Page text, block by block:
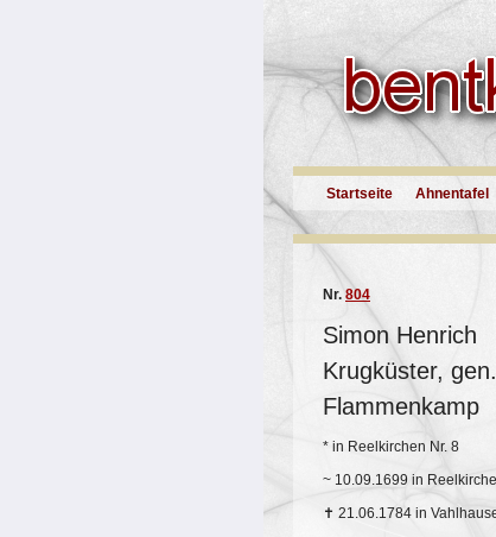
Startseite Ahnentafel
Nr. 804
Simon Henrich
Krugküster, gen.
Flammenkamp
* in Reelkirchen Nr. 8
~ 10.09.1699 in
✝ 21.06.1784 in